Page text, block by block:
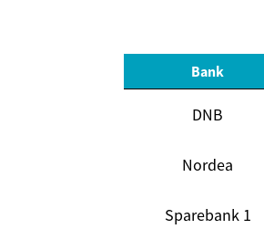
Bank
DNB
Nordea
Sparebank 1